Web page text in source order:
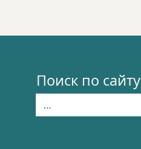
Поиск по сайту